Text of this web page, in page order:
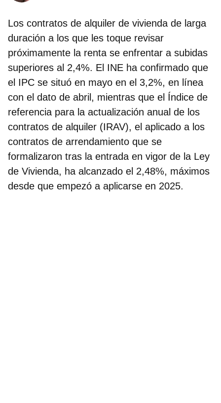
Los contratos de alquiler de vivienda de larga
duración a los que les toque revisar
próximamente la renta se enfrentar a subidas
superiores al 2,4%. El INE ha confirmado que
el IPC se situó en mayo en el 3,2%, en línea
con el dato de abril, mientras que el Índice de
referencia para la actualización anual de los
contratos de alquiler (IRAV), el aplicado a los
contratos de arrendamiento que se
formalizaron tras la entrada en vigor de la Ley
de Vivienda, ha alcanzado el 2,48%, máximos
desde que empezó a aplicarse en 2025.